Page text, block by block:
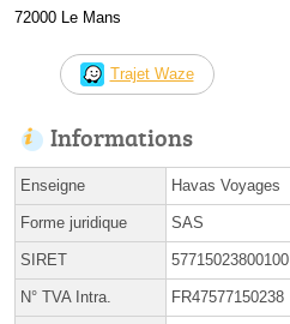
72000 Le Mans
Trajet Waze
Informations
Enseigne Havas Voyages
Forme juridique SAS
SIRET 57715023800100
N° TVA Intra. FR47577150238